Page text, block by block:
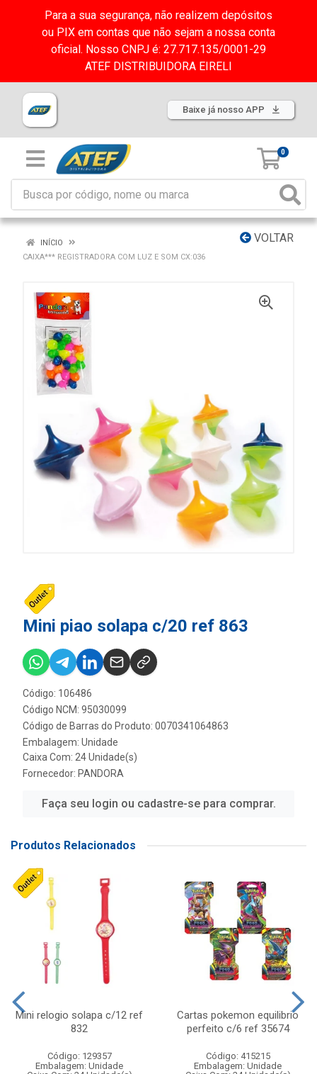
Para a sua segurança, não realizem depósitos
ou PIX em contas que não sejam a nossa conta
oficial. Nosso CNPJ é: 27.717.135/0001-29
ATEF DISTRIBUIDORA EIRELI
Baixe já nosso APP
0
VOLTAR
INÍCIO
CAIXA*** REGISTRADORA COM LUZ E SOM CX:036
Mini piao solapa c/20 ref 863
Código: 106486
Código NCM: 95030099
Código de Barras do Produto: 0070341064863
Embalagem: Unidade
Caixa Com: 24 Unidade(s)
Fornecedor: PANDORA
Faça seu login ou cadastre-se para comprar.
Produtos Relacionados
Mini relogio solapa c/12 ref
832
Código: 129357
Embalagem: Unidade
Cartas pokemon equilibrio
perfeito c/6 ref 35674
Código: 415215
Embalagem: Unidade